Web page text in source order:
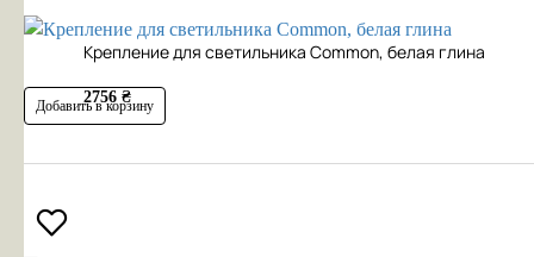
Крепление для светильника Common, белая глина
2756 ₴
Добавить в корзину